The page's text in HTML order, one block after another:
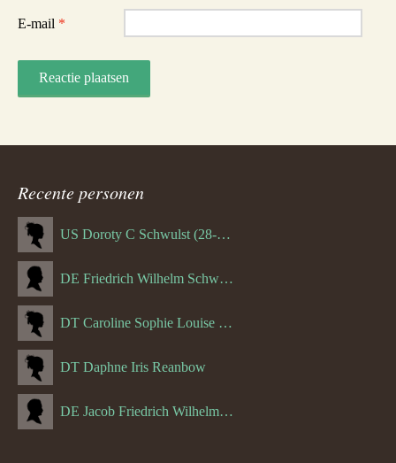
E-mail *
Recente personen
US Doroty C Schwulst (28-12-1919)
DE Friedrich Wilhelm Schwulst
DT Caroline Sophie Louise Schreuder born Schwulst (13-05-1866)
DT Daphne Iris Reanbow
DE Jacob Friedrich Wilhelm Hurth